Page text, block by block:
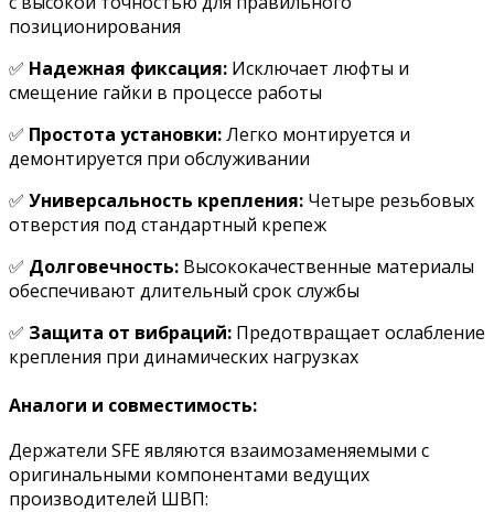
позиционирования
✅ Надежная фиксация: Исключает люфты и
смещение гайки в процессе работы
✅ Простота установки:Легко монтируется и
демонтируется при обслуживании
✅ Универсальность крепления: Четыре резьбовых
отверстия под стандартный крепеж
✅ Долговечность: Высококачественные материалы
обеспечивают длительный срок службы
✅ Защита от вибраций: Предотвращает ослабление
крепления при динамических нагрузках
Аналоги и совместимость:
Держатели SFE являются взаимозаменяемыми с
оригинальными компонентами ведущих
производителей ШВП: